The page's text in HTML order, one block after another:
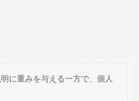
に重みを与える一方で、個人